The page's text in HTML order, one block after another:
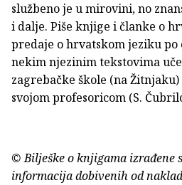
službeno je u mirovini, no
i dalje. Piše knjige i članke o
predaje o hrvatskom jeziku
nekim njezinim tekstovima
zagrebačke škole (na
svojom profesoricom (S.
© Bilješke o knjigama izrađene
informacija dobivenih od